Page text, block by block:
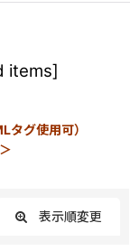
items]
タグ使用可）
表示順変更